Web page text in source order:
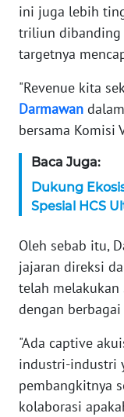
ini juga lebih
triliun dibanding
targetnya
"Revenue kita
Darmawan
bersama Komisi
Baca Juga:
Dukung
Spesial HCS
Oleh sebab itu,
jajaran direksi
telah
dengan
"Ada captive
industri-industri
pembangkitnya
kolaborasi
WN
NTT
KEPRI
WN
WN
PAPUA
WN
RIAU
WN
SERAMBI
WN